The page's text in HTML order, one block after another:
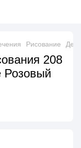
Рисование
208
Розовый